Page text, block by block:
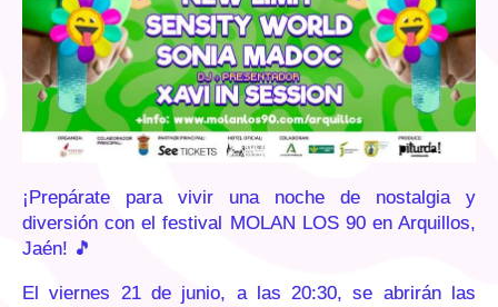
¡Prepárate para vivir una noche de nostalgia y
diversión con el festival MOLAN LOS 90 en Arquillos,
Jaén! 🎵
El viernes 21 de junio, a las 20:30, se abrirán las